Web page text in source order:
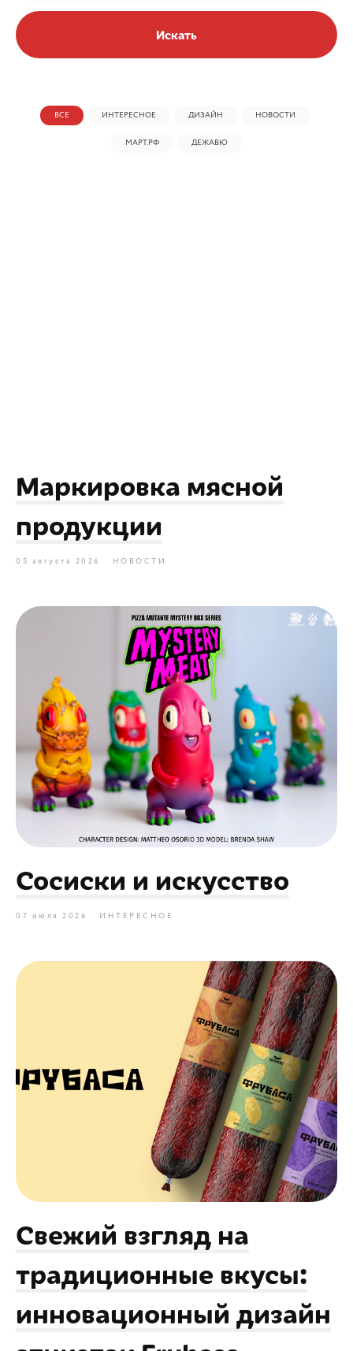
Искать
ВСЕ ИНТЕРЕСНОЕ ДИЗАЙН НОВОСТИ
МАРТ.РФ ДЕЖАВЮ
Маркировка мясной
продукции
05 августа 2026 НОВОСТИ
Сосиски и искусство
07 июля 2026 ИНТЕРЕСНОЕ
Свежий взгляд на
традиционные вкусы:
инновационный дизайн